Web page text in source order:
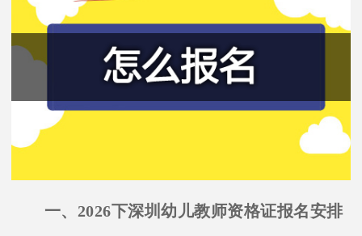
一、2026下深圳幼儿教师资格证报名安排